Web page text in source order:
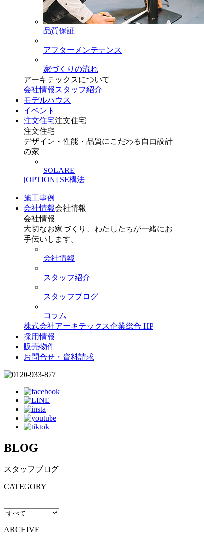
品質保証
アフターメンテナンス
家づくりの流れ
アーキテックスについて
会社情報 スタッフ紹介
モデルハウス
イベント
注文住宅注文住宅
注文住宅
デザイン・性能・品質にこだわる自由設計
の家
SOLARE
[OPTION] SE構法
施工事例
会社情報会社情報
会社情報
大切なお家づくり、わたしたちが一緒にお
手伝いします。
会社情報
スタッフ紹介
スタッフブログ
コラム
株式会社アーキテックス企業総合 HP
採用情報
販売物件
お問合せ・資料請求
BLOG
スタッフブログ
CATEGORY
ARCHIVE